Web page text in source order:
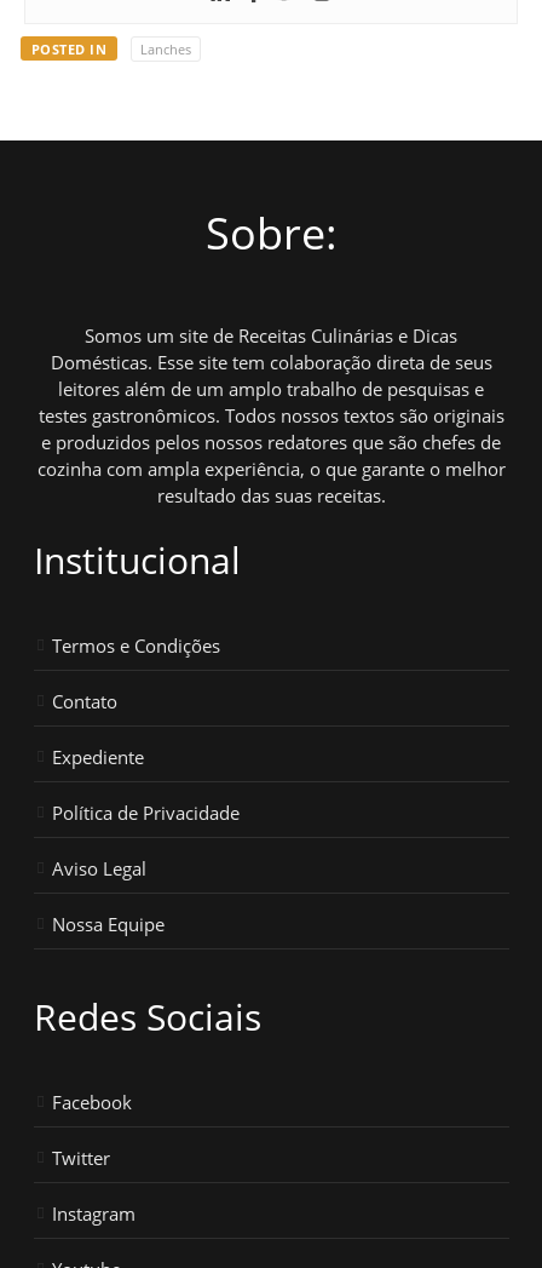
POSTED IN Lanches
Sobre:
Somos um site de Receitas Culinárias e Dicas
Domésticas. Esse site tem colaboração direta de seus
leitores além de um amplo trabalho de pesquisas e
testes gastronômicos. Todos nossos textos são originais
e produzidos pelos nossos redatores que são chefes de
cozinha com ampla experiência, o que garante o melhor
resultado das suas receitas.
Institucional
Termos e Condições
Contato
Expediente
Política de Privacidade
Aviso Legal
Nossa Equipe
Redes Sociais
Facebook
Twitter
Instagram